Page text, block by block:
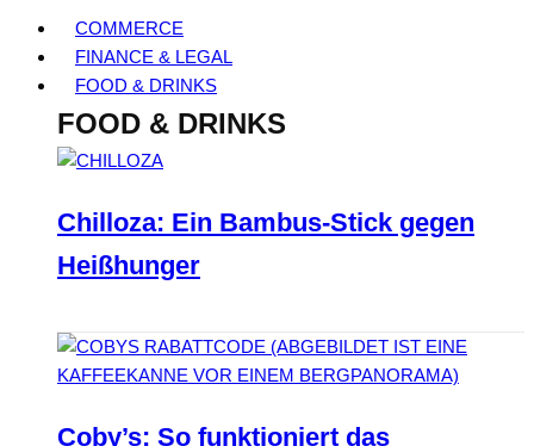
COMMERCE
FINANCE & LEGAL
FOOD & DRINKS
FOOD & DRINKS
Chilloza: Ein Bambus-Stick gegen
Heißhunger
Coby’s: So funktioniert das